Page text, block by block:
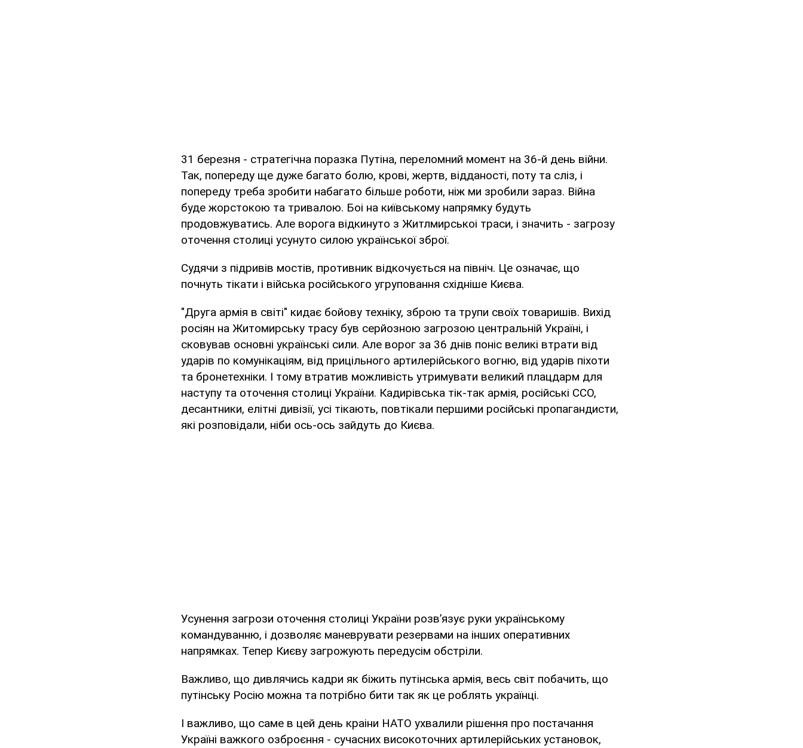
31 березня - стратегічна поразка Путіна, переломний момент на 36-й день війни.
Так, попереду ще дуже багато болю, крові, жертв, відданості, поту та сліз, і
попереду треба зробити набагато більше роботи, ніж ми зробили зараз. Війна
буде жорстокою та тривалою. Боі на київському напрямку будуть
продовжуватись. Але ворога відкинуто з Житлмирськоі траси, і значить - загрозу
оточення столиці усунуто силою української зброї.
Судячи з підривів мостів, противник відкочується на північ. Це означає, що
почнуть тікати і війська російського угруповання східніше Києва.
"Друга армія в світі" кидає бойову техніку, зброю та трупи своїх товаришів. Вихід
росіян на Житомирську трасу був серйозною загрозою центральній Україні, і
сковував основні українські сили. Але ворог за 36 днів поніс великі втрати від
ударів по комунікаціям, від прицільного артилерійського вогню, від ударів піхоти
та бронетехніки. І тому втратив можливість утримувати великий плацдарм для
наступу та оточення столиці України. Кадирівська тік-так армія, російські ССО,
десантники, елітні дивізії, усі тікають, повтікали першими російські пропагандисти,
які розповідали, ніби ось-ось зайдуть до Києва.
Усунення загрози оточення столиці України розв’язує руки українському
командуванню, і дозволяє маневрувати резервами на інших оперативних
напрямках. Тепер Києву загрожують передусім обстріли.
Важливо, що дивлячись кадри як біжить путінська армія, весь світ побачить, що
путінську Росію можна та потрібно бити так як це роблять українці.
І важливо, що саме в цей день краіни НАТО ухвалили рішення про постачання
Україні важкого озброєння - сучасних високоточних артилерійських установок,